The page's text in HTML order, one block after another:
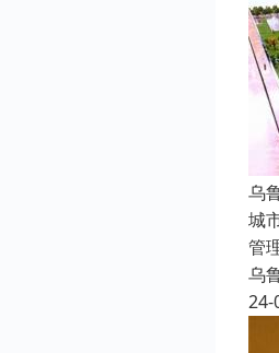
乌
城
管
乌
24-